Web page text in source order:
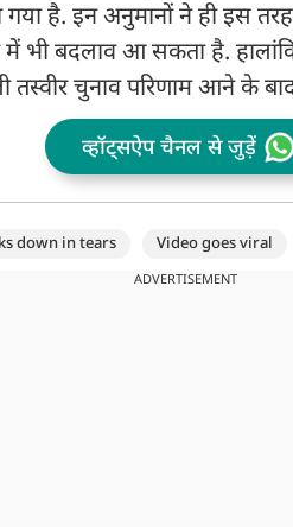
है. इन अनुमानों ने ही इस
में भी बदलाव आ सकता है.
चुनाव परिणाम आने के
व्हॉट्सऐप चैनल से जुड़ें
down in tears Video goes viral
ADVERTISEMENT